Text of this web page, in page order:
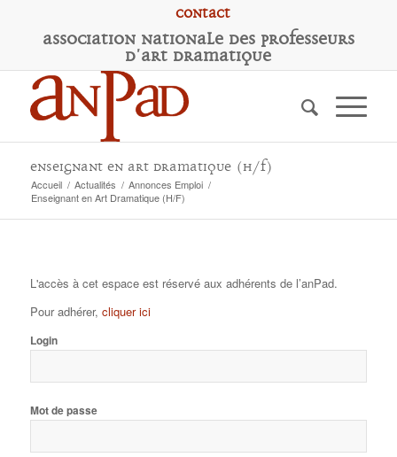
Contact
Association Nationale des Professeurs
d'Art Dramatique
Enseignant en Art Dramatique (H/F)
Accueil / Actualités / Annonces Emploi /
Enseignant en Art Dramatique (H/F)
L'accès à cet espace est réservé aux adhérents de l’anPad.
Pour adhérer, cliquer ici
Login
Mot de passe